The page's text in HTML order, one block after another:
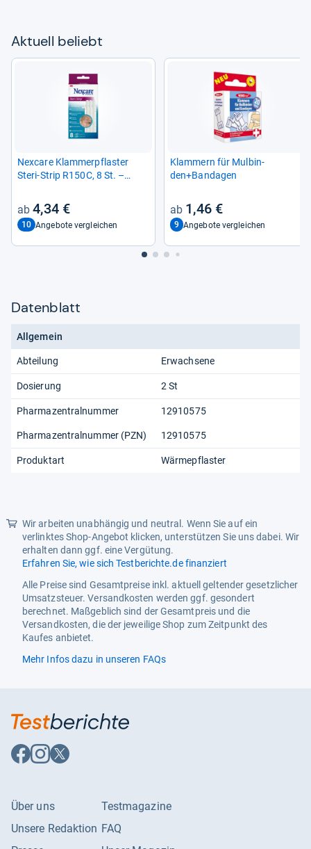
Aktu­ell beliebt
Nex­care Klam­mer­pflas­ter
Steri-​Strip R150C, 8 St. –
4,34 €
10 Angebote vergleichen
Klam­mern für Mul­bin­
den+Ban­da­gen
1,46 €
9 Angebote vergleichen
Datenblatt
Allgemein
Abteilung Erwachsene
Dosierung 2 St
Pharmazentralnummer 12910575
Pharmazentralnummer (PZN) 12910575
Produktart Wärmepflaster
Wir arbeiten unabhängig und neutral. Wenn Sie auf ein
verlinktes Shop-Angebot klicken, unterstützen Sie uns dabei. Wir
erhalten dann ggf. eine Vergütung.
Erfahren Sie, wie sich Testberichte.de finanziert
Alle Preise sind Gesamtpreise inkl. aktuell geltender gesetzlicher
Umsatzsteuer. Versandkosten werden ggf. gesondert
berechnet. Maßgeblich sind der Gesamtpreis und die
Versandkosten, die der jeweilige Shop zum Zeitpunkt des
Kaufes anbietet.
Mehr Infos dazu in unseren FAQs
Auf
Facebook
Auf
Instagram
Auf
X
Über uns
Unsere Redaktion
Testmagazine
FAQ